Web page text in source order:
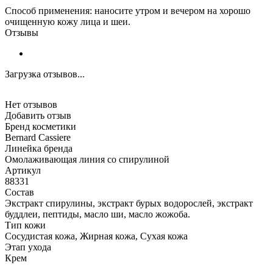
Способ применения: наносите утром и вечером на хорошо
очищенную кожу лица и шеи.
Отзывы
Загрузка отзывов...
Нет отзывов
Добавить отзыв
Бренд косметики
Bernard Cassiere
Линейка бренда
Омолаживающая линия со спирулиной
Артикул
88331
Состав
Экстракт спирулины, экстракт бурых водорослей, экстракт
буддлеи, пептиды, масло ши, масло жожоба.
Тип кожи
Сосудистая кожа, Жирная кожа, Сухая кожа
Этап ухода
Крем